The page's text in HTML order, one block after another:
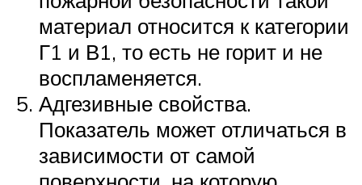
материал относится к категории
Г1 и В1, то есть не горит и не
воспламеняется.
Адгезивные свойства.
Показатель может отличаться в
зависимости от самой